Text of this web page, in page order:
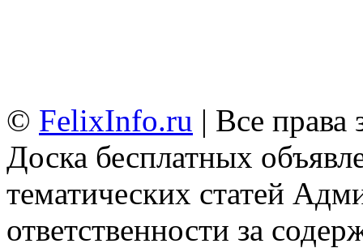
© FelixInfo.ru | Все
Доска бесплатных
тематических статей
ответственности за